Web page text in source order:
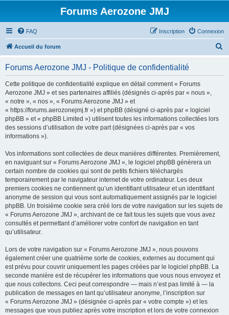
Forums Aerozone JMJ
FAQ Connexion
Inscription
Accueil du forum
Forums Aerozone JMJ - Politique de confidentialité
Cette politique de confidentialité explique en détail comment « Forums
Aerozone JMJ » et ses partenaires affiliés (désignés ci-après par « nous »,
« notre », « nos », « Forums Aerozone JMJ » et
« https://forums.aerozonejmj.fr ») et phpBB (désigné ci-après par « logiciel
phpBB » et « phpBB Limited ») utilisent toutes les informations collectées lors
des sessions d’utilisation de votre part (désignées ci-après par « vos
informations »).
Vos informations sont collectées de deux manières différentes. Premièrement,
en naviguant sur « Forums Aerozone JMJ », le logiciel phpBB génèrera un
certain nombre de cookies qui sont de petits fichiers téléchargés
temporairement par le navigateur internet de votre ordinateur. Les deux
premiers cookies ne contiennent qu’un identifiant utilisateur et un identifiant
anonyme de session qui vous sont automatiquement assignés par le logiciel
phpBB. Un troisième cookie sera créé lors de votre navigation sur les sujets de
« Forums Aerozone JMJ », archivant de ce fait tous les sujets que vous avez
consultés et permettant d’améliorer votre confort de navigation en tant
qu’utilisateur.
Lors de votre navigation sur « Forums Aerozone JMJ », nous pouvons
également créer une quatrième sorte de cookies, externes au document qui
est prévu pour couvrir uniquement les pages créées par le logiciel phpBB. La
seconde manière est de récupérer les informations que vous nous envoyez et
que nous collectons. Ceci peut correspondre — mais n’est pas limité à — la
publication de messages en tant qu’utilisateur anonyme, l’inscription sur
« Forums Aerozone JMJ » (désignée ci-après par « votre compte ») et les
messages que vous publiez après votre inscription et lors de votre connexion